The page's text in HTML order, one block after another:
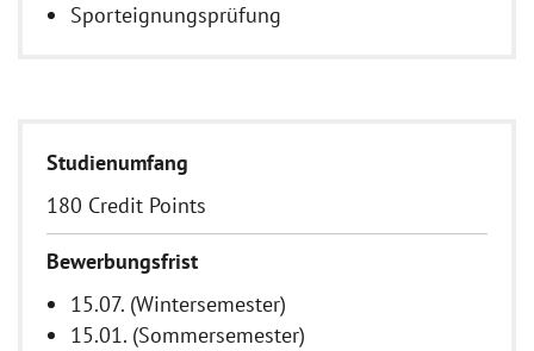
Sporteignungsprüfung
Studienumfang
180 Credit Points
Bewerbungsfrist
15.07. (Wintersemester)
15.01. (Sommersemester)